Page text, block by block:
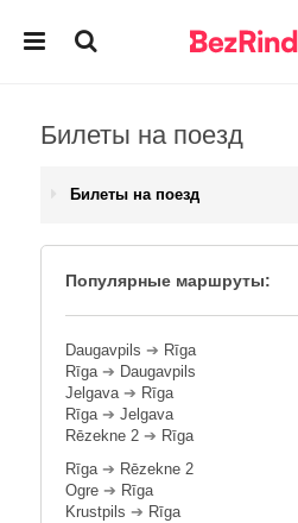
Билеты на поезд
Билеты на поезд
Популярные маршруты:
Daugavpils ➔ Rīga
Rīga➔ Daugavpils
Jelgava➔ Rīga
Rīga➔ Jelgava
Rēzekne 2 ➔ Rīga
Rīga➔ Rēzekne 2
Ogre ➔ Rīga
Krustpils ➔ Rīga